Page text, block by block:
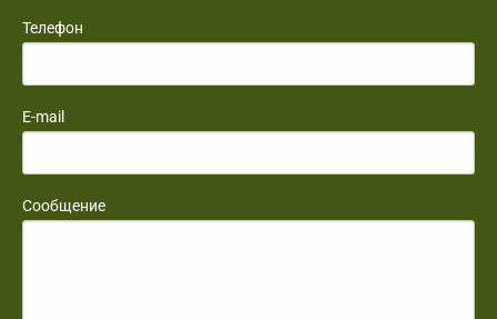
Телефон
E-mail
Сообщение